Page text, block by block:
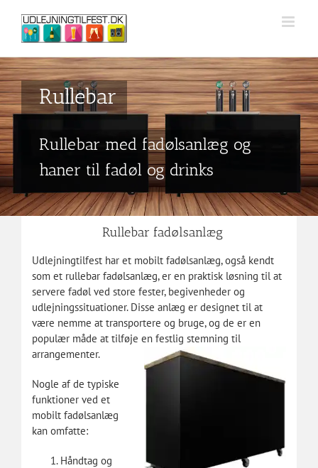
content
Rullebar
Rullebar med fadølsanlæg og
haner til fadøl og drinks
Rullebar fadølsanlæg
Udlejningtilfest har et mobilt fadølsanlæg, også kendt
som et rullebar fadølsanlæg, er en praktisk løsning til at
servere fadøl ved store fester, begivenheder og
udlejningssituationer. Disse anlæg er designet til at
være nemme at transportere og bruge, og de er en
populær måde at tilføje en festlig stemning til
arrangementer.
Nogle af de typiske
funktioner ved et
mobilt fadølsanlæg
kan omfatte:
Håndtag og